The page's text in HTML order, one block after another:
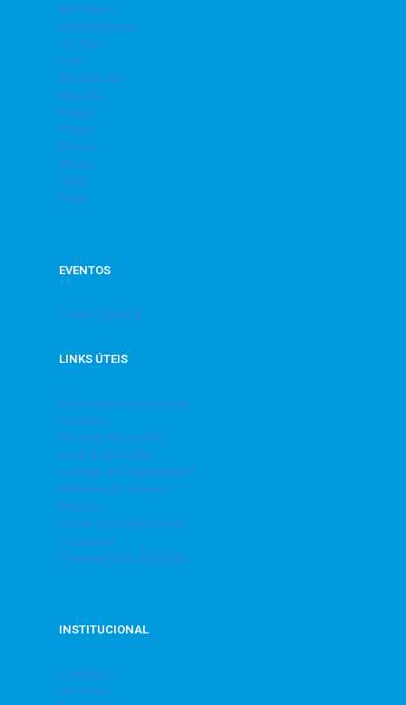
Hidrobike
Hidroginástica
Jiu Jitsu
Judô
Musculação
Natação
Peteca
Pilates
Ritmos
Sinuca
Tênis
Vôlei
EVENTOS
Social | Cultural
LINKS ÚTEIS
Admissão de associados
Contatos
Emissão de convites
Horário de ônibus
Inclusão de Dependentes
Modelos de Termos
Notícias
Portal da transparência
Quiosques
Transferências de Título
INSTITUCIONAL
Conselhos
Diretoria